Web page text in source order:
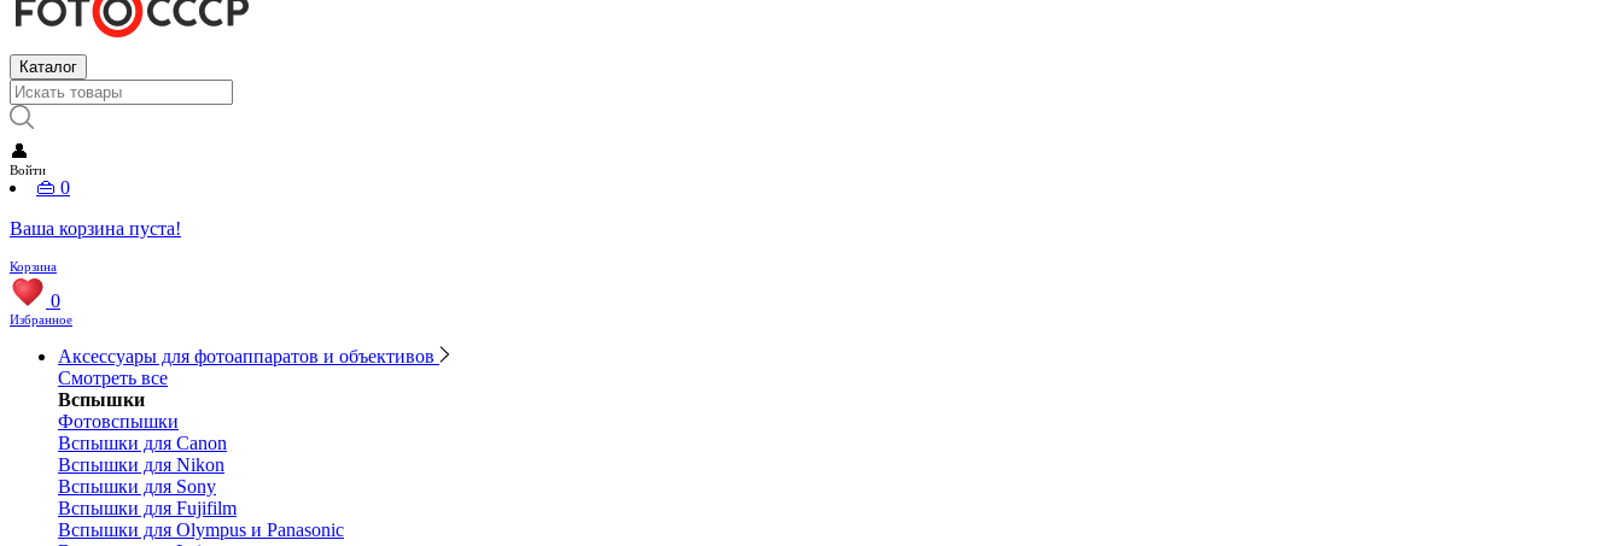
Каталог
👤
Войти
👜 0
Ваша корзина пуста!
Корзина
0
Избранное
Аксессуары для фотоаппаратов и объективов
Смотреть все
Вспышки
Фотовспышки
Вспышки для Canon
Вспышки для Nikon
Вспышки для Sony
Вспышки для Fujifilm
Вспышки для Olympus и Panasonic